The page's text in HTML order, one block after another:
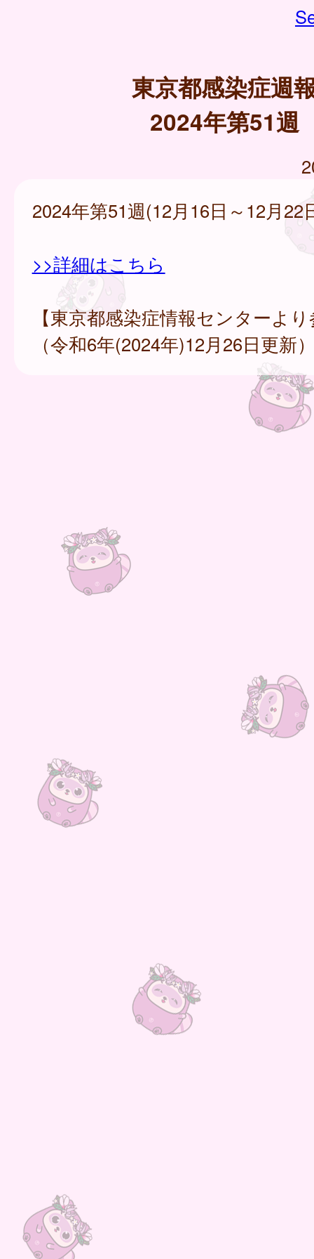
東京都感染症週
2024年第51週
2024年第51週(12月16日～12月22
>>詳細はこちら
【東京都感染症情報センターよ
（令和6年(2024年)12月26日更新